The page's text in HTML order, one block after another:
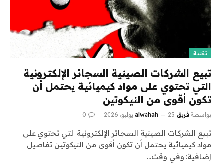
تقنية
تبيع الشركات الصينية السجائر الإلكترونية
التي تحتوي على مواد كيميائية يحتمل أن
تكون أقوى من النيكوتين
بواسطة فريق alwahah 25 يوليو، 2026 0
تبيع الشركات الصينية السجائر الإلكترونية التي تحتوي على
مواد كيميائية يحتمل أن تكون أقوى من النيكوتين تفاصيل
إضافية: وفي وقت…